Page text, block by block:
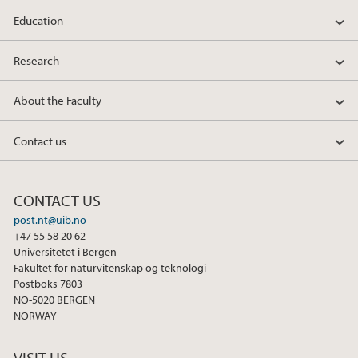
w
t
e
i
k
d
n
a
e
o
o
k
Education
Research
About the Faculty
Contact us
CONTACT US
post.nt@uib.no
+47 55 58 20 62
Universitetet i Bergen
Fakultet for naturvitenskap og teknologi
Postboks 7803
NO-5020 BERGEN
NORWAY